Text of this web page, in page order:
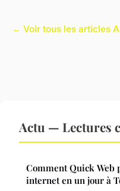
← Voir tous les articles
Actu — Lectures
Comment Quick
internet en un jour à